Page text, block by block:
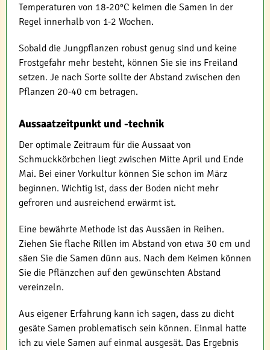
Temperaturen von 18-20°C keimen die Samen in der
Regel innerhalb von 1-2 Wochen.
Sobald die Jungpflanzen robust genug sind und keine
Frostgefahr mehr besteht, können Sie sie ins Freiland
setzen. Je nach Sorte sollte der Abstand zwischen den
Pflanzen 20-40 cm betragen.
Aussaatzeitpunkt und -technik
Der optimale Zeitraum für die Aussaat von
Schmuckkörbchen liegt zwischen Mitte April und Ende
Mai. Bei einer Vorkultur können Sie schon im März
beginnen. Wichtig ist, dass der Boden nicht mehr
gefroren und ausreichend erwärmt ist.
Eine bewährte Methode ist das Aussäen in Reihen.
Ziehen Sie flache Rillen im Abstand von etwa 30 cm und
säen Sie die Samen dünn aus. Nach dem Keimen können
Sie die Pflänzchen auf den gewünschten Abstand
vereinzeln.
Aus eigener Erfahrung kann ich sagen, dass zu dicht
gesäte Samen problematisch sein können. Einmal hatte
ich zu viele Samen auf einmal ausgesät. Das Ergebnis